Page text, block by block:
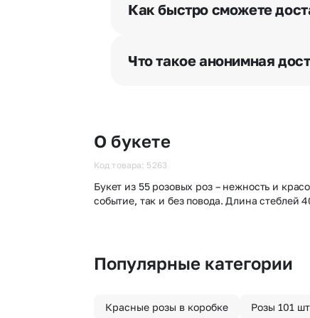
бесплатная.
Как быстро сможете
часа после оформления заказа.
Что такое анонимная
О букете
Код товара: 5263
Букет из 55 розовых роз – нежность и
событие, так и без повода. Длина стеблей
Популярные категории
Красные розы в коробке Розы 101